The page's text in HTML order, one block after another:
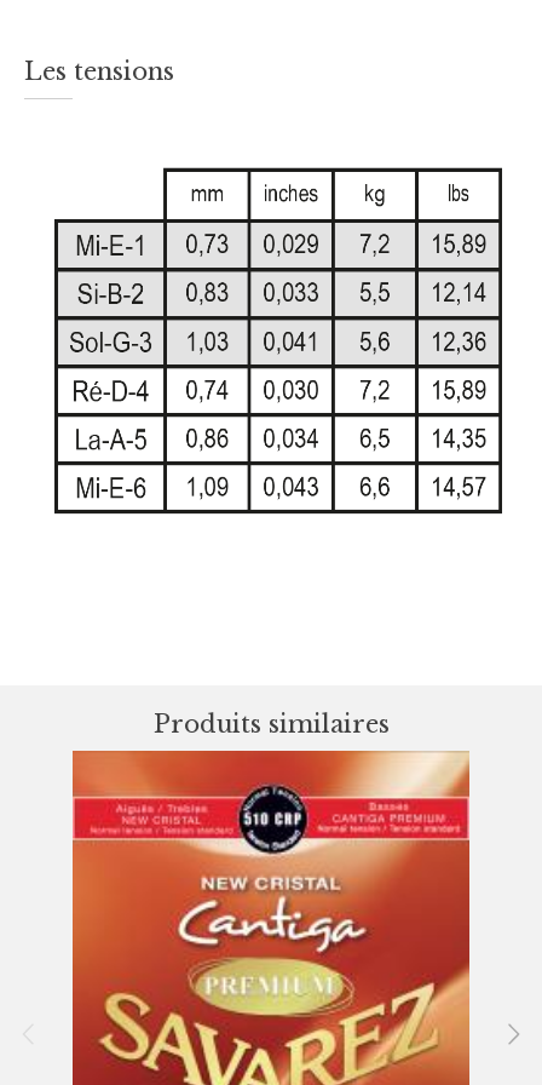
Les tensions
Produits similaires